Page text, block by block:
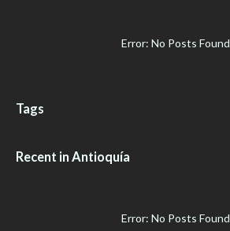
Error: No Posts Found
Tags
Recent in Antioquía
Error: No Posts Found